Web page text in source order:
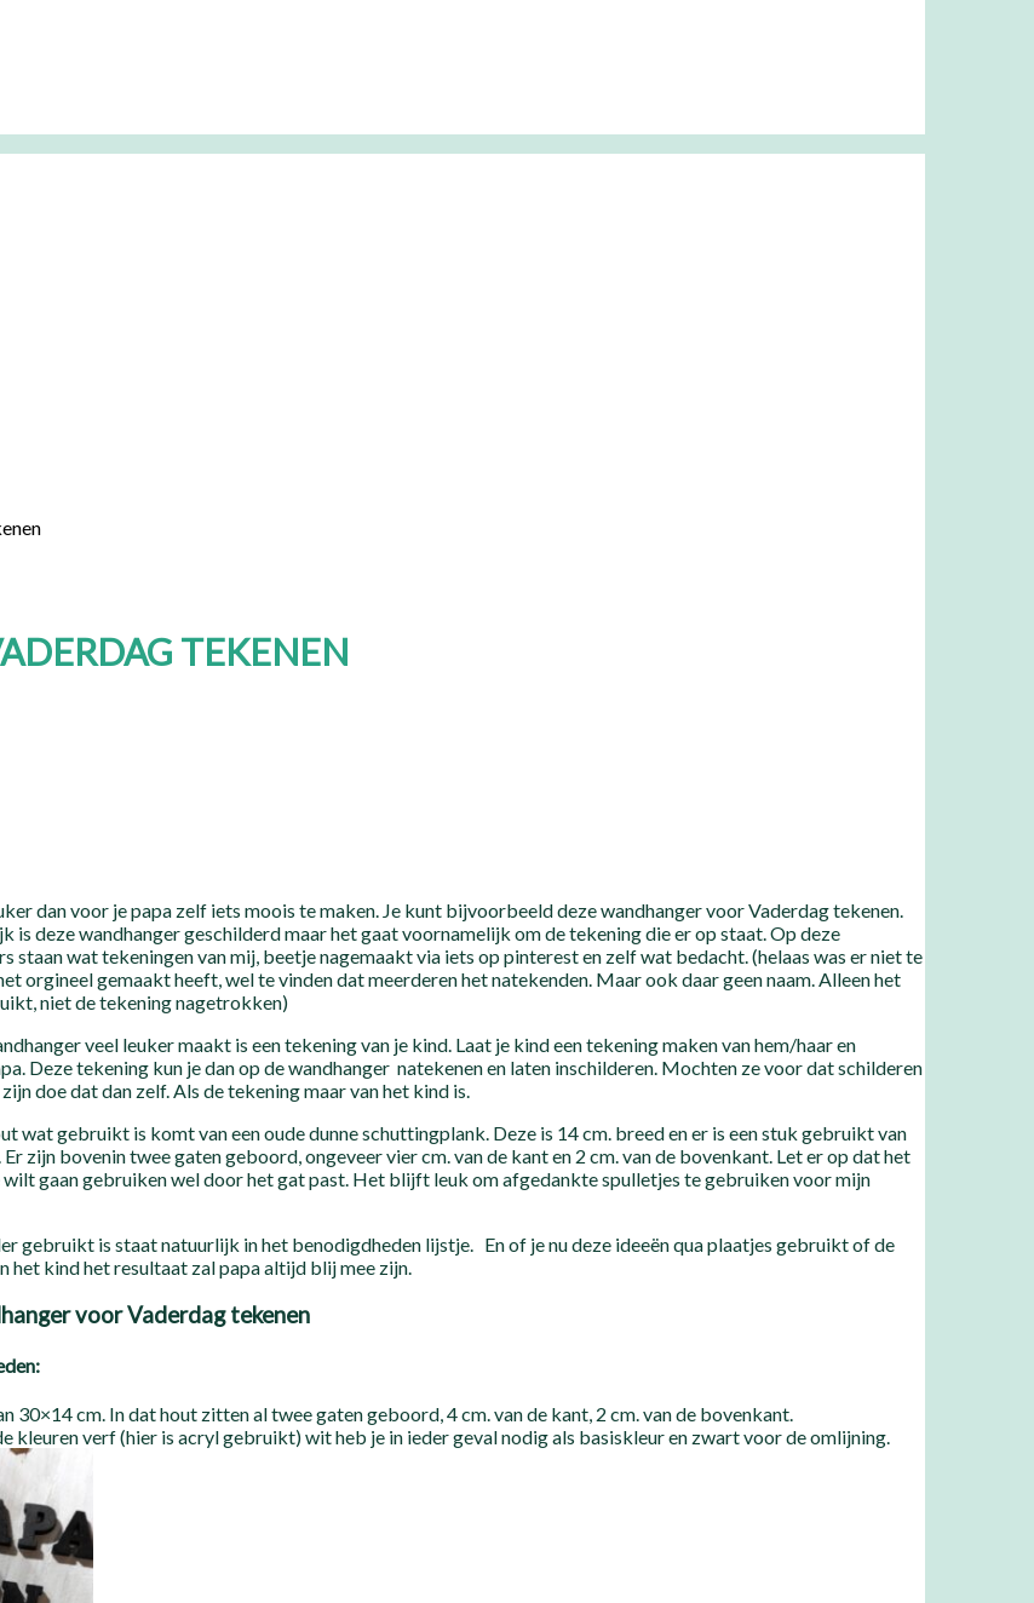
TEKENEN
dan voor je papa zelf iets moois te maken. Je kunt bijvoorbeeld deze wandhanger voor Vaderdag tekenen.
is deze wandhanger geschilderd maar het gaat voornamelijk om de tekening die er op staat. Op deze
staan wat tekeningen van mij, beetje nagemaakt via iets op pinterest en zelf wat bedacht. (helaas was er niet te
orgineel gemaakt heeft, wel te vinden dat meerderen het natekenden. Maar ook daar geen naam. Alleen het
niet de tekening nagetrokken)
veel leuker maakt is een tekening van je kind. Laat je kind een tekening maken van hem/haar en
Deze tekening kun je dan op de wandhanger natekenen en laten inschilderen. Mochten ze voor dat schilderen
doe dat dan zelf. Als de tekening maar van het kind is.
wat gebruikt is komt van een oude dunne schuttingplank. Deze is 14 cm. breed en er is een stuk gebruikt van
Er zijn bovenin twee gaten geboord, ongeveer vier cm. van de kant en 2 cm. van de bovenkant. Let er op dat het
gaan gebruiken wel door het gat past. Het blijft leuk om afgedankte spulletjes te gebruiken voor mijn
gebruikt is staat natuurlijk in het benodigdheden lijstje. En of je nu deze ideeën qua plaatjes gebruikt of de
het kind het resultaat zal papa altijd blij mee zijn.
voor Vaderdag tekenen
30×14 cm. In dat hout zitten al twee gaten geboord, 4 cm. van de kant, 2 cm. van de bovenkant.
kleuren verf (hier is acryl gebruikt) wit heb je in ieder geval nodig als basiskleur en zwart voor de omlijning.